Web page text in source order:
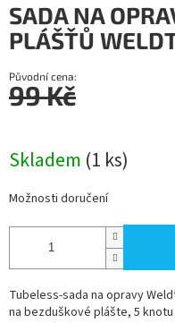
0,0
z
5
SADA NA
PLÁŠŤŮ
Původní cena:
99 Kč
Skladem (1 ks)
Možnosti doručení
Tubeless-sada na opravy
na bezduškové plášte, 5